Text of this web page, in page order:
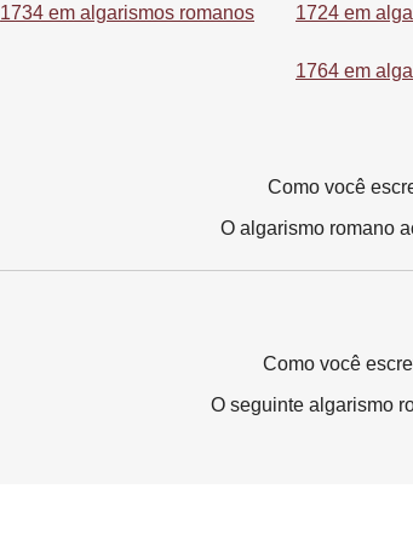
1734 em algarismos romanos 1724 em
1764 em
Como você
O algarismo romano
Como você
O seguinte algarismo